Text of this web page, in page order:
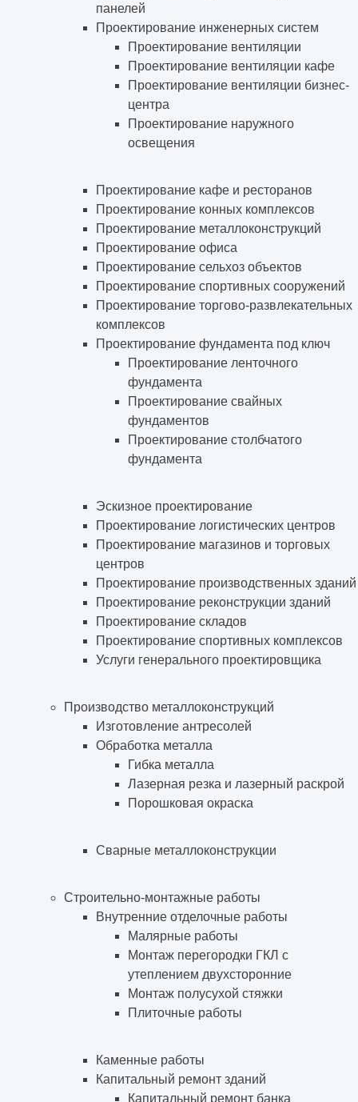
панелей
Проектирование инженерных систем
Проектирование вентиляции
Проектирование вентиляции кафе
Проектирование вентиляции бизнес-
центра
Проектирование наружного
освещения
Проектирование кафе и ресторанов
Проектирование конных комплексов
Проектирование металлоконструкций
Проектирование офиса
Проектирование сельхоз объектов
Проектирование спортивных сооружений
Проектирование торгово-развлекательных
комплексов
Проектирование фундамента под ключ
Проектирование ленточного
фундамента
Проектирование свайных
фундаментов
Проектирование столбчатого
фундамента
Эскизное проектирование
Проектирование логистических центров
Проектирование магазинов и торговых
центров
Проектирование производственных зданий
Проектирование реконструкции зданий
Проектирование складов
Проектирование спортивных комплексов
Услуги генерального проектировщика
Производство металлоконструкций
Изготовление антресолей
Обработка металла
Гибка металла
Лазерная резка и лазерный раскрой
Порошковая окраска
Сварные металлоконструкции
Строительно-монтажные работы
Внутренние отделочные работы
Малярные работы
Монтаж перегородки ГКЛ с
утеплением двухсторонние
Монтаж полусухой стяжки
Плиточные работы
Каменные работы
Капитальный ремонт зданий
Капитальный ремонт банка